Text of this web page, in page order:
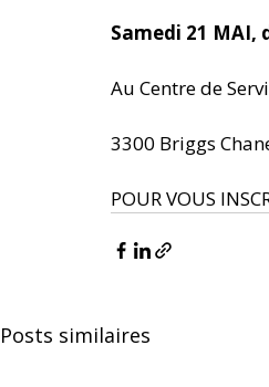
Samedi 21 MAI,
Au Centre de
3300 Briggs
POUR VOUS
Posts similaires